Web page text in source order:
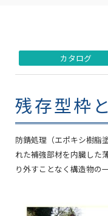
カタログ
残存型枠
防錆処理（エポキシ樹脂
れた補強部材を内臓した
り外すことなく構造物の